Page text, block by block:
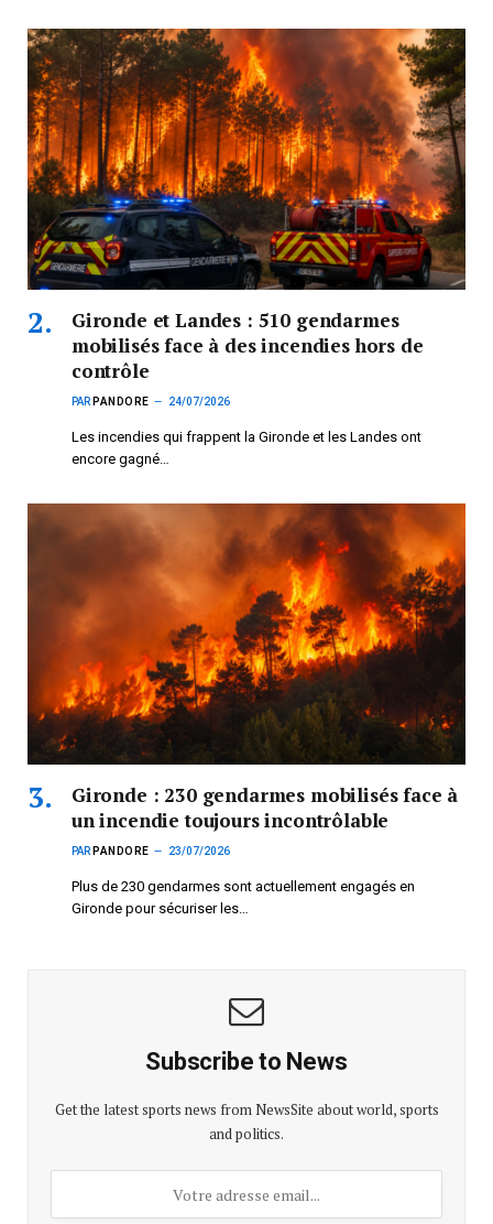
Gironde et Landes : 510 gendarmes
mobilisés face à des incendies hors de
contrôle
PAR PANDORE 24/07/2026
Les incendies qui frappent la Gironde et les Landes ont
encore gagné…
Gironde : 230 gendarmes mobilisés face à
un incendie toujours incontrôlable
PAR PANDORE 23/07/2026
Plus de 230 gendarmes sont actuellement engagés en
Gironde pour sécuriser les…
Subscribe to News
Get the latest sports news from NewsSite about world, sports
and politics.